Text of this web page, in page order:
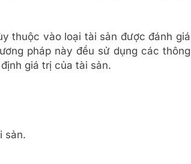
thuộc vào loại tài sản được đánh giá
pháp này đều sử dụng các thông
giá trị của tài sản.
sản.